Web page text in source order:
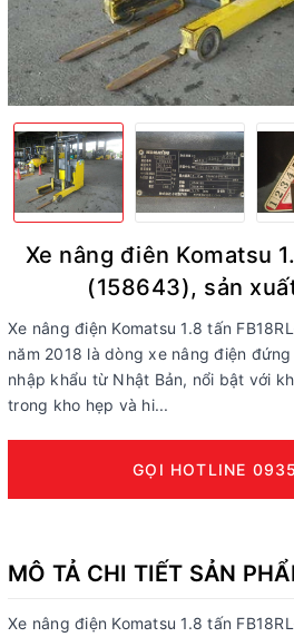
Xe nâng điên Komatsu
(158643), sản
Xe nâng điện Komatsu 1.8 tấn
năm 2018 là dòng xe nâng điện
nhập khẩu từ Nhật Bản, nổi bật với
trong kho hẹp và hi...
GỌI HOTLINE
MÔ TẢ CHI TIẾT SẢN
Xe nâng điện Komatsu 1.8 tấn